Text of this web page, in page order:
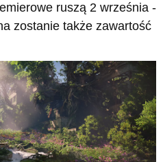
ruszą 2 września -
zostanie także zawartość